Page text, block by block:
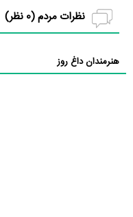
نظرات مردم (0 نظر)
هنرمندان داغ روز